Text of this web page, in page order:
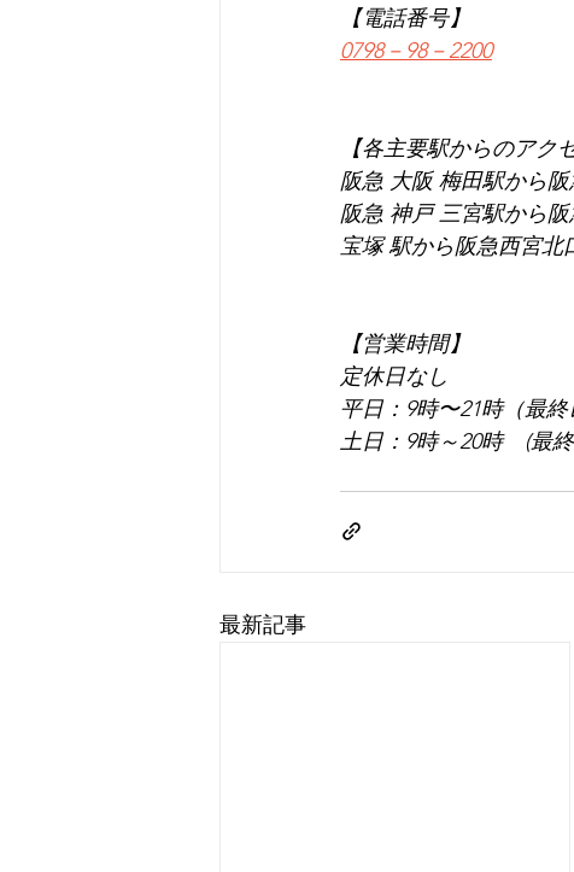
【電話番号】
0798－98－2200
【各主要駅からのアク
阪急 大阪 梅田駅から
阪急 神戸 三宮駅から
宝塚 駅から阪急西宮北
【営業時間】
定休日なし
平日：9時〜21時（最終
土日：9時～20時　(最
最新記事